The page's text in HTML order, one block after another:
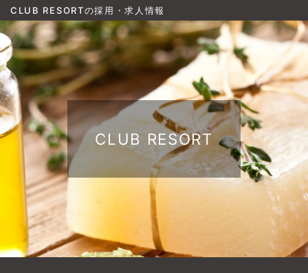
CLUB RESORTの採用・求人情報
CLUB RESORT